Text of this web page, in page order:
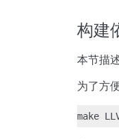
构建
本节描
为了方